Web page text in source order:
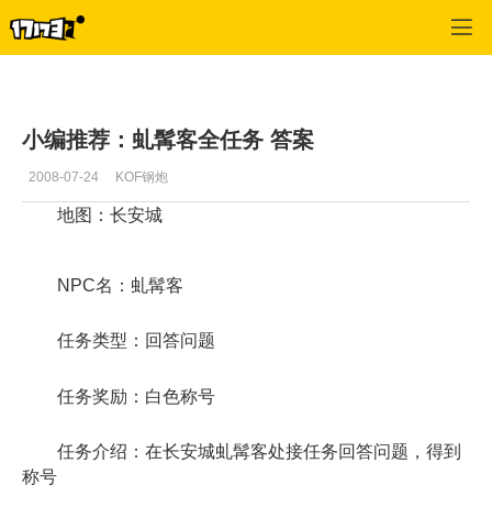
小编推荐：虬髯客全任务 答案
2008-07-24 KOF钢炮
地图：长安城
NPC名：虬髯客
任务类型：回答问题
任务奖励：白色称号
任务介绍：在长安城虬髯客处接任务回答问题，得到
称号